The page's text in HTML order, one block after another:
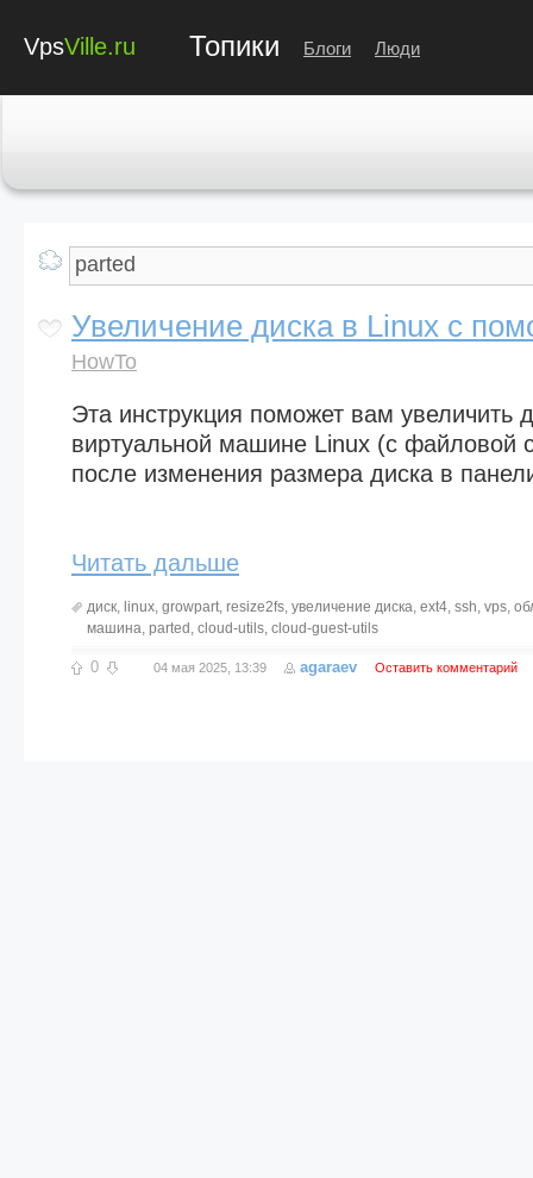
VpsVille.ru Топики Блоги Люди
Увеличение диска в Linux с
HowTo
Эта инструкция поможет вам увеличить
виртуальной машине Linux (с файловой
после изменения размера диска в
Читать дальше
диск, linux, growpart, resize2fs, увеличение диска, ext4, ssh, vps,
машина, parted , cloud-utils, cloud-guest-utils
0 04 мая 2025, 13:39 agaraev Оставить комментарий